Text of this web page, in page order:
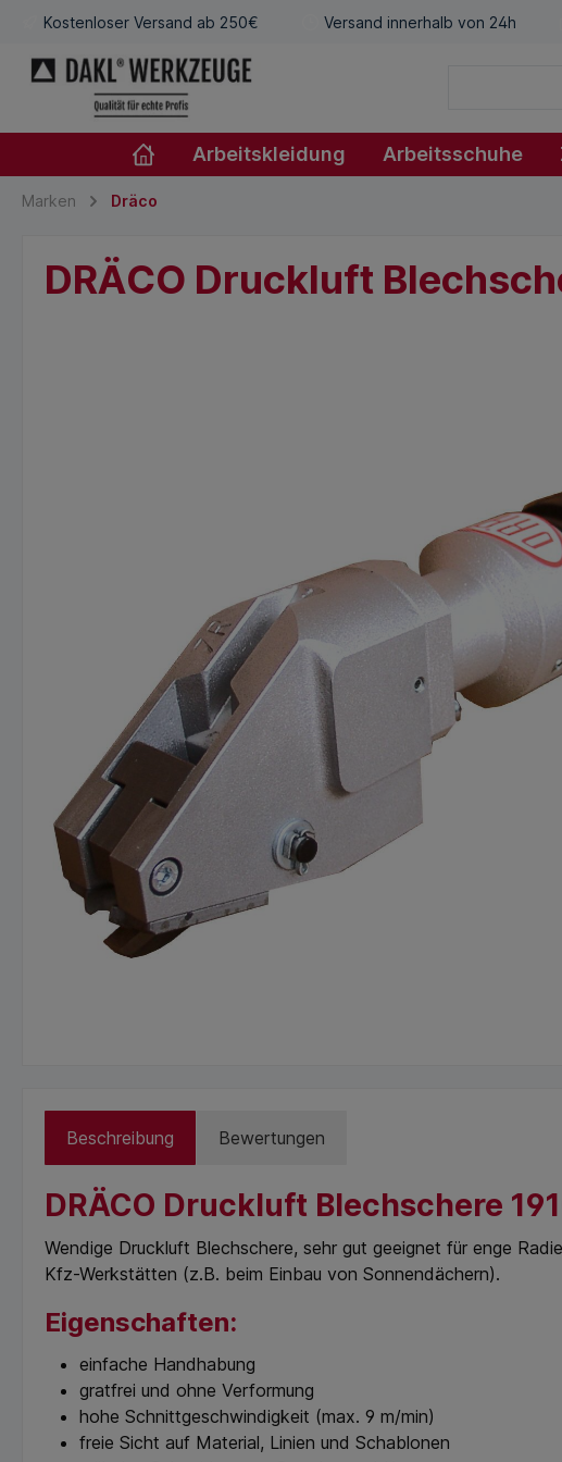
Kostenloser Versand ab 250€ Versand innerhalb von 24h
Arbeitskleidung Arbeitsschuhe
Marken Dräco
DRÄCO Druckluft
Beschreibung Bewertungen
DRÄCO Druckluft Blechschere
Wendige Druckluft Blechschere, sehr gut geeignet für enge
Kfz-Werkstätten (z.B. beim Einbau von Sonnendächern).
Eigenschaften:
einfache Handhabung
gratfrei und ohne Verformung
hohe Schnittgeschwindigkeit (max. 9 m/min)
freie Sicht auf Material, Linien und Schablonen